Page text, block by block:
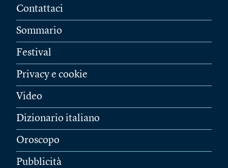
Contattaci
Sommario
Festival
Privacy e cookie
Video
Dizionario italiano
Oroscopo
Pubblicità